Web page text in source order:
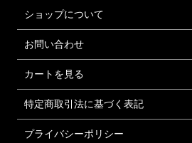
ショップについて
お問い合わせ
カートを見る
特定商取引法に基づく表記
プライバシーポリシー